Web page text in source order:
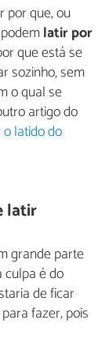
por que, ou
latir por
que está se
sozinho, sem
o qual se
artigo do
o latido do
latir
grande parte
é do
de ficar
fazer, pois